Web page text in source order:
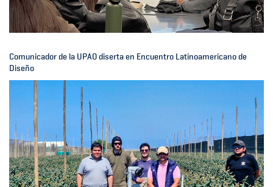
Comunicador de la UPAO diserta en Encuentro Latinoamericano de
Diseño